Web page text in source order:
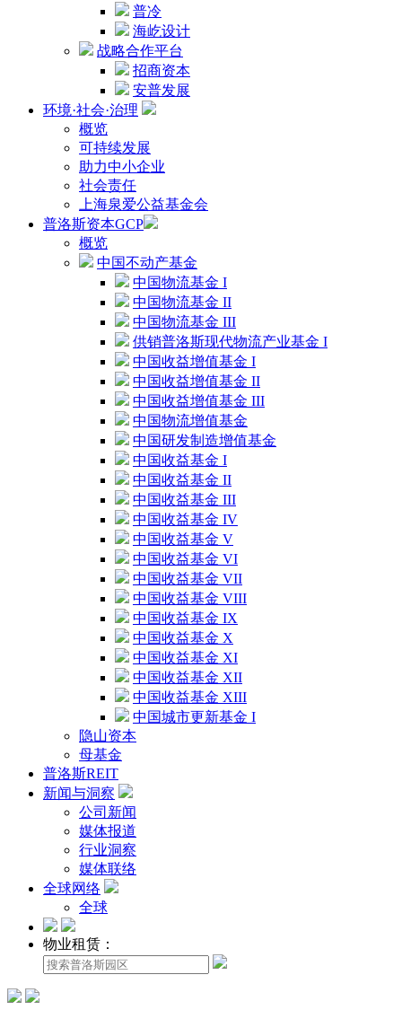
普冷
海屹设计
战略合作平台
招商资本
安普发展
环境·社会·治理
概览
可持续发展
助力中小企业
社会责任
上海泉爱公益基金会
普洛斯资本GCP
概览
中国不动产基金
中国物流基金 I
中国物流基金 II
中国物流基金 III
供销普洛斯现代物流产业基金 I
中国收益增值基金 I
中国收益增值基金 II
中国收益增值基金 III
中国物流增值基金
中国研发制造增值基金
中国收益基金 I
中国收益基金 II
中国收益基金 III
中国收益基金 IV
中国收益基金 V
中国收益基金 VI
中国收益基金 VII
中国收益基金 VIII
中国收益基金 IX
中国收益基金 X
中国收益基金 XI
中国收益基金 XII
中国收益基金 XIII
中国城市更新基金 I
隐山资本
母基金
普洛斯REIT
新闻与洞察
公司新闻
媒体报道
行业洞察
媒体联络
全球网络
全球
物业租赁：